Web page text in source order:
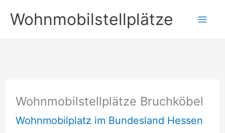
Inhalt
springen
Wohnmobilstellplätze
Wohnmobilstellplätze Bruchköbel
Wohnmobilplatz im Bundesland Hessen